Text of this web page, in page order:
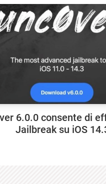
6.0.0 consente di
Jailbreak su iOS